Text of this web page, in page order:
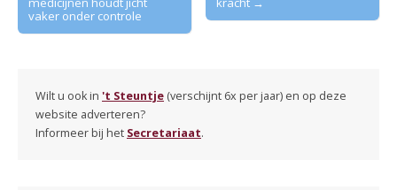
navigation
vaker onder controle
Wilt u ook in 't Steuntje (verschijnt 6x per jaar) en op deze
website adverteren?
Informeer bij het Secretariaat.